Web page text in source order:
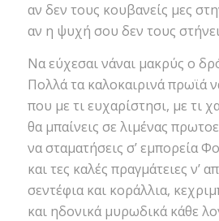
αν δεν τους κουβανείς μες
αν η ψυχή σου δεν τους
Να εύχεσαι νάναι μακρύς ο
Πολλά τα καλοκαιρινά πρωϊά
που με τι ευχαρίστησι, με τι
θα μπαίνεις σε λιμένας
να σταματήσεις σ’ εμπορεία
και τες καλές πραγμάτειες ν’
σεντέφια και κοράλλια,
και ηδονικά μυρωδικά κάθε